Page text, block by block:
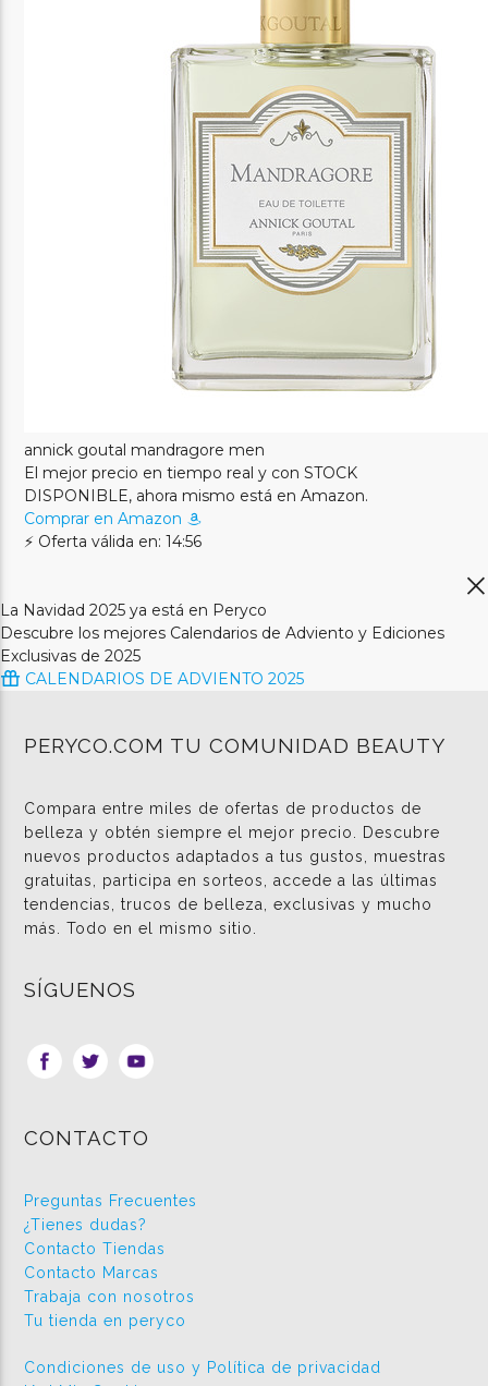
annick goutal mandragore men
El mejor precio en tiempo real y con STOCK
DISPONIBLE, ahora mismo está en Amazon.
Comprar en Amazon
⚡ Oferta válida en: 14:56
La Navidad 2025 ya está en Peryco
Descubre los mejores Calendarios de Adviento y Ediciones
Exclusivas de 2025
CALENDARIOS DE ADVIENTO 2025
PERYCO.COM TU COMUNIDAD BEAUTY
Compara entre miles de ofertas de productos de
belleza y obtén siempre el mejor precio. Descubre
nuevos productos adaptados a tus gustos, muestras
gratuitas, participa en sorteos, accede a las últimas
tendencias, trucos de belleza, exclusivas y mucho
más. Todo en el mismo sitio.
SÍGUENOS
CONTACTO
Preguntas Frecuentes
¿Tienes dudas?
Contacto Tiendas
Contacto Marcas
Trabaja con nosotros
Tu tienda en peryco
Condiciones de uso y Política de privacidad